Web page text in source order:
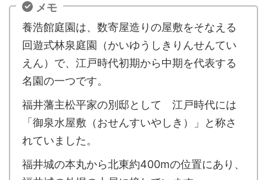
メモ
養浩館庭園は、数寄屋造りの屋敷をそなえる
回遊式林泉庭園（かいゆうしきりんせんてい
えん）で、江戸時代初期から中期を代表する
名園の一つです。
福井藩主松平家の別邸として 江戸時代には
「御泉水屋敷（おせんすいやしき）」と称さ
れていました。
福井城の本丸から北東約400mの位置にあり、